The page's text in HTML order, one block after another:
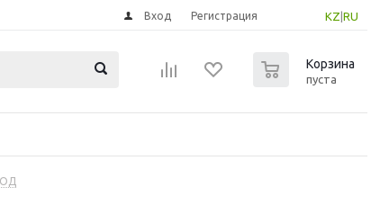
KZ RU
Вход Регистрация
Корзина
пуста